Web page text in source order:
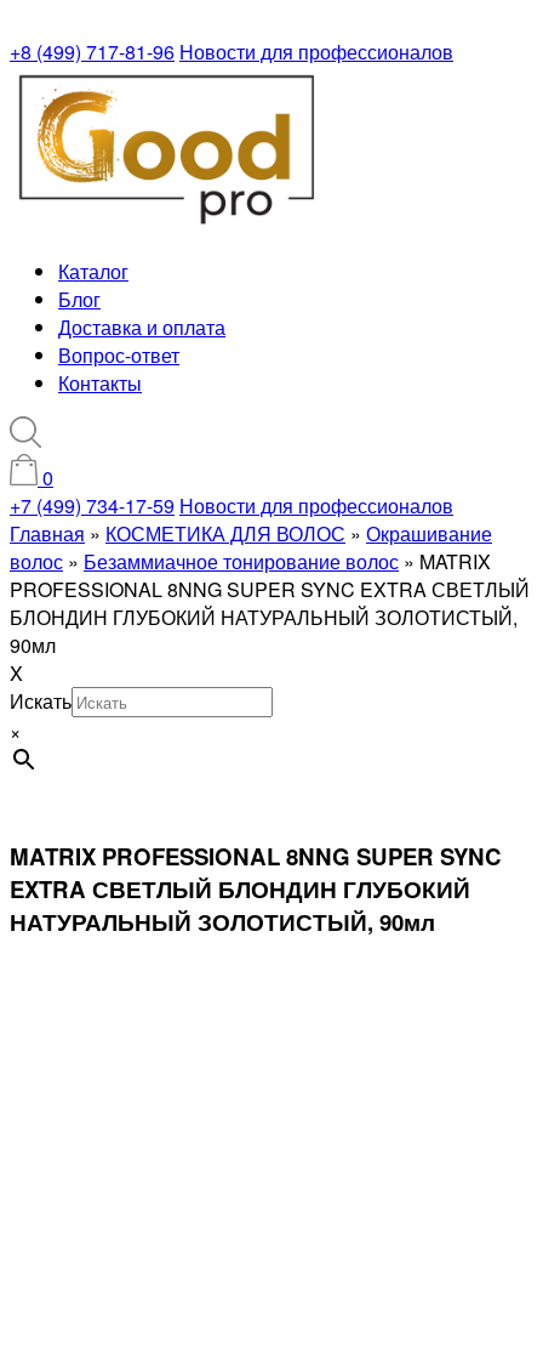
+8 (499) 717-81-96 Новости для профессионалов
Каталог
Блог
Доставка и оплата
Вопрос-ответ
Контакты
0
+7 (499) 734-17-59 Новости для профессионалов
Главная » КОСМЕТИКА ДЛЯ ВОЛОС » Окрашивание
волос » Безаммиачное тонирование волос » MATRIX
PROFESSIONAL 8NNG SUPER SYNC EXTRA СВЕТЛЫЙ
БЛОНДИН ГЛУБОКИЙ НАТУРАЛЬНЫЙ ЗОЛОТИСТЫЙ,
90мл
X
Искать
×
MATRIX PROFESSIONAL 8NNG SUPER SYNC
EXTRA СВЕТЛЫЙ БЛОНДИН ГЛУБОКИЙ
НАТУРАЛЬНЫЙ ЗОЛОТИСТЫЙ, 90мл